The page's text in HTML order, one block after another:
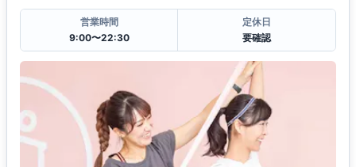
営業時間
9:00〜22:30
定休日
要確認